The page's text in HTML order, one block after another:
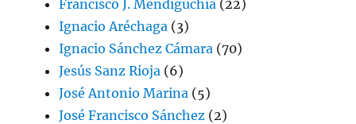
Francisco J. Mendiguchía (22)
Ignacio Aréchaga (3)
Ignacio Sánchez Cámara (70)
Jesús Sanz Rioja (6)
José Antonio Marina (5)
José Francisco Sánchez (2)